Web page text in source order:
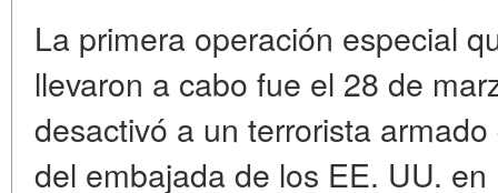
La primera operación especial
llevaron a cabo fue el 28 de
desactivó a un terrorista
del embajada de los EE. UU.